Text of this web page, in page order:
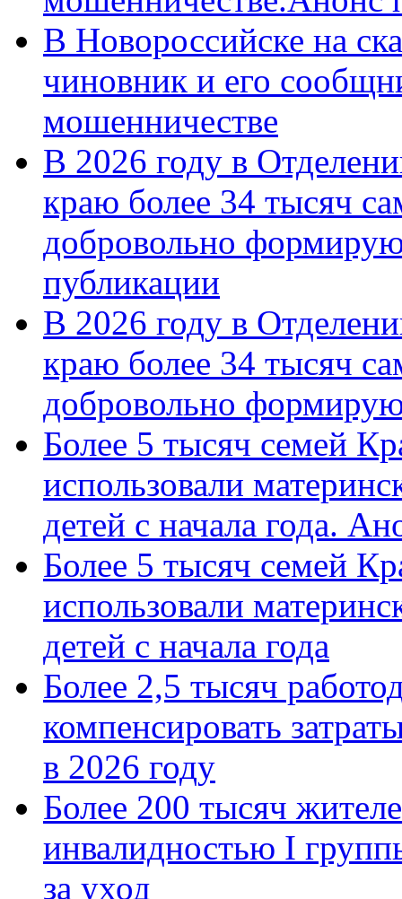
В Новороссийске на
чиновник и его
мошенничестве
В 2026 году в
краю более 34 тысяч
добровольно
публикации
В 2026 году в
краю более 34 тысяч
добровольно
Более 5 тысяч семей
использовали
детей с начала года.
Более 5 тысяч семей
использовали
детей с начала года
Более 2,5 тысяч
компенсировать
в 2026 году
Более 200 тысяч
инвалидностью I
за уход